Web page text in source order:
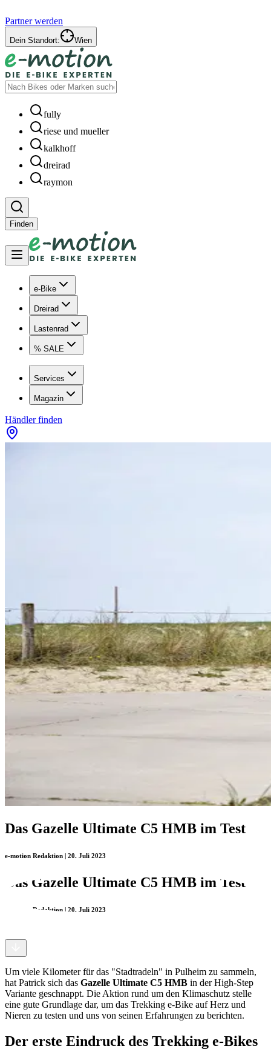
Partner werden
Dein Standort: Wien
fully
riese und mueller
kalkhoff
dreirad
raymon
Finden
e-Bike
Dreirad
Lastenrad
% SALE
Services
Magazin
Händler finden
Das Gazelle Ultimate C5 HMB im Test
e-motion Redaktion | 20. Juli 2023
Das Gazelle Ultimate C5 HMB im Test
e-motion Redaktion | 20. Juli 2023
Um viele Kilometer für das "Stadtradeln" in Pulheim zu sammeln,
hat Patrick sich das Gazelle Ultimate C5 HMB in der High-Step
Variante geschnappt. Die Aktion rund um den Klimaschutz stelle
eine gute Grundlage dar, um das Trekking e-Bike auf Herz und
Nieren zu testen und uns von seinen Erfahrungen zu berichten.
Der erste Eindruck des Trekking e-Bikes